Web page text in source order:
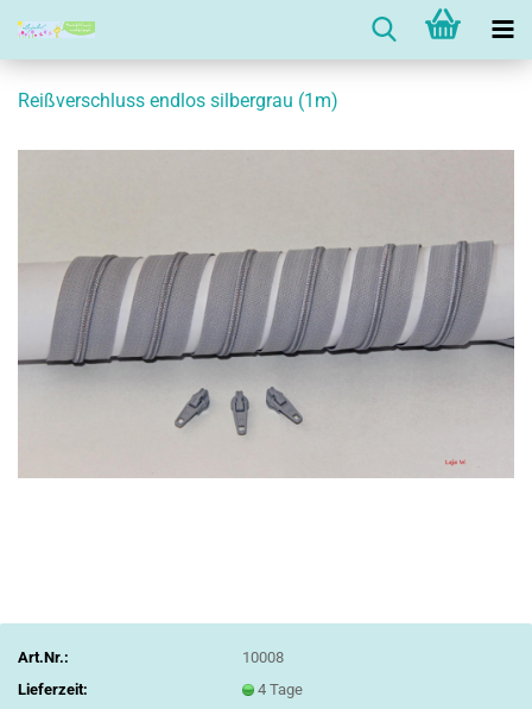
Reißverschluss endlos silbergrau (1m)
Art.Nr.:
10008
Lieferzeit:
4 Tage